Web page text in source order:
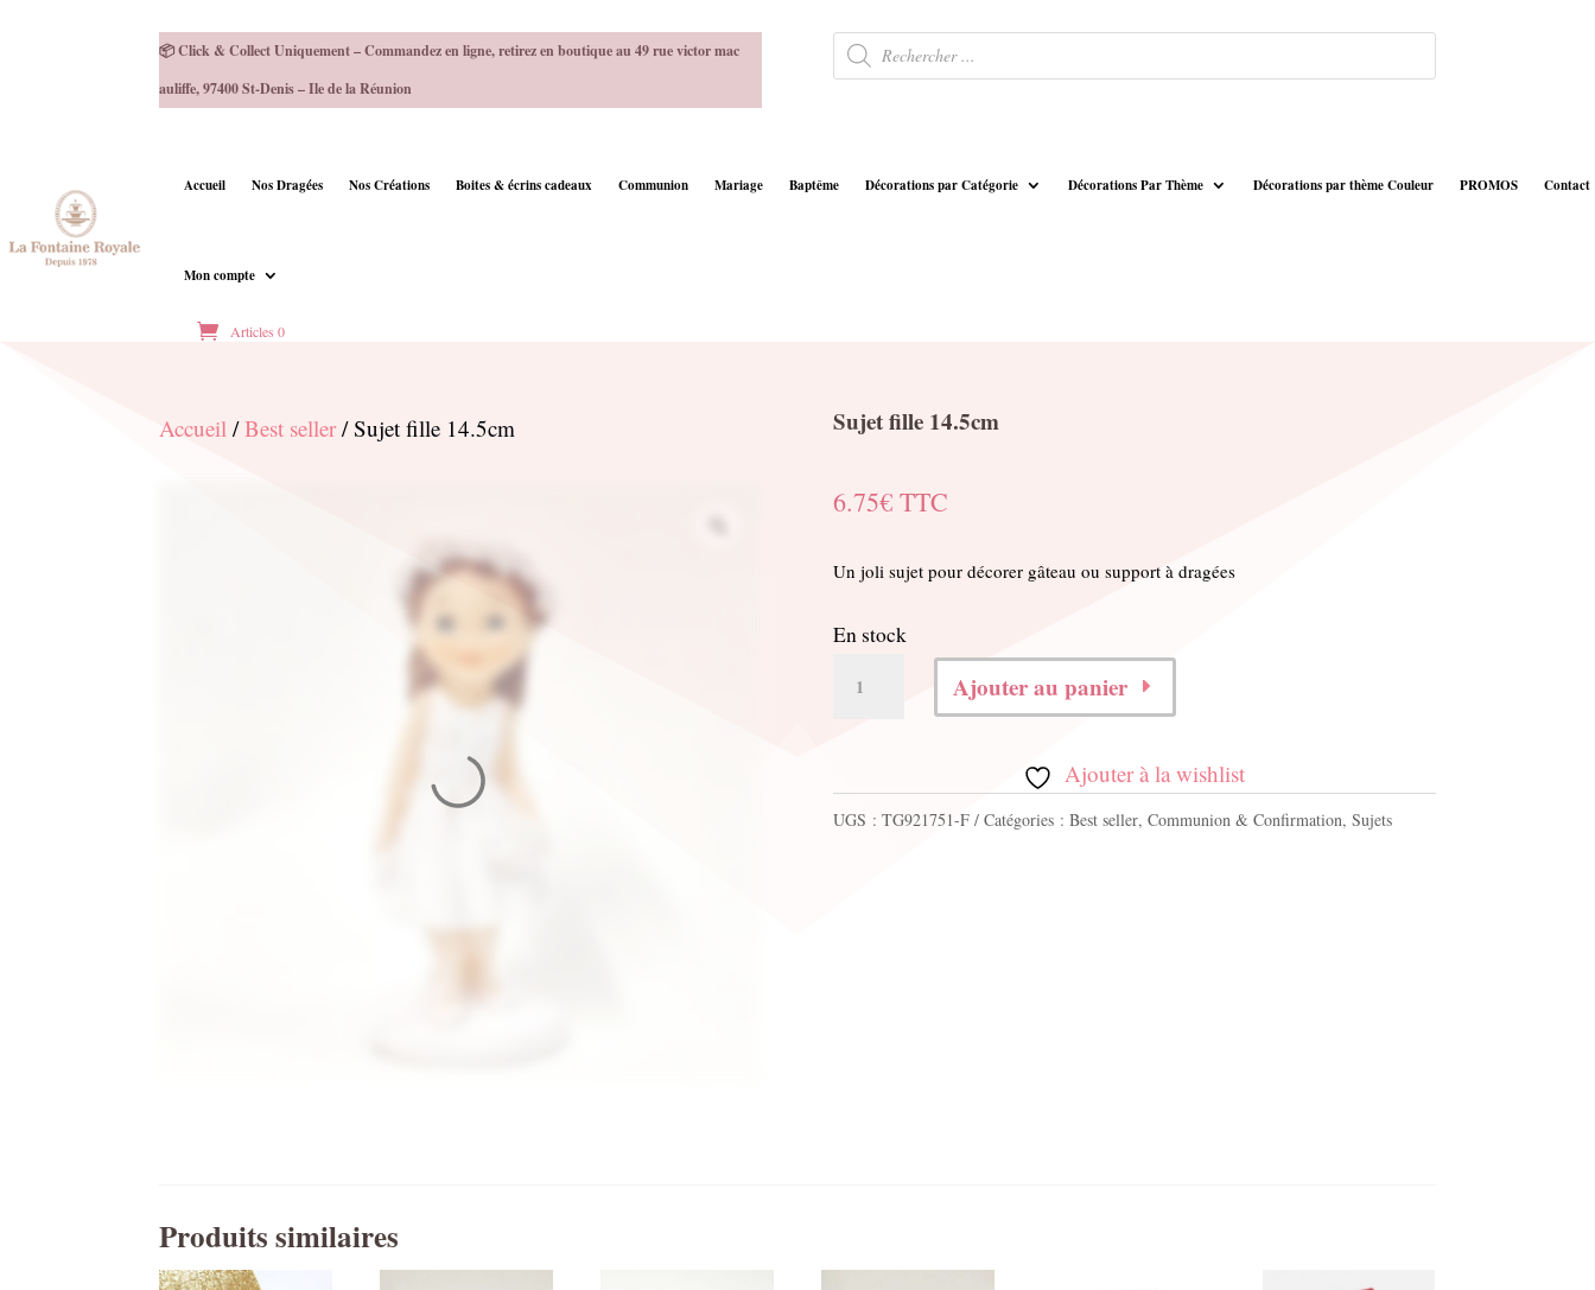
📦 Click & Collect Uniquement – Commandez en ligne, retirez en boutique au 49 rue victor mac
auliffe, 97400 St-Denis – Ile de la Réunion
Recherche
de
produits
Accueil Nos Dragées Nos Créations Boites & écrins cadeaux Communion Mariage Baptême Décorations par Catégorie Décorations Par Thème Décorations par thème Couleur PROMOS Contact
Mon compte
Articles 0
Accueil /Best seller / Sujet fille 14.5cm Sujet fille 14.5cm
6.75€ TTC
Un joli sujet pour décorer gâteau ou support à dragées
En stock
fille
14.5cm
Ajouter au panier
Ajouter à la wishlist
UGS : TG921751-F Catégories : Best seller, Communion & Confirmation, Sujets
Produits similaires